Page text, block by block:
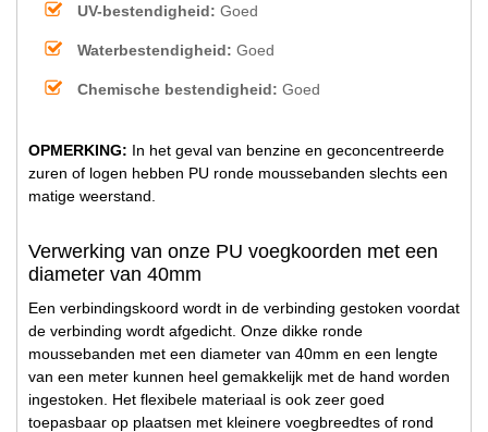
UV-bestendigheid: Goed
Waterbestendigheid: Goed
Chemische bestendigheid: Goed
OPMERKING: In het geval van benzine en geconcentreerde
zuren of logen hebben PU ronde moussebanden slechts een
matige weerstand.
Verwerking van onze PU voegkoorden met een
diameter van 40mm
Een verbindingskoord wordt in de verbinding gestoken voordat
de verbinding wordt afgedicht. Onze dikke ronde
moussebanden met een diameter van 40mm en een lengte
van een meter kunnen heel gemakkelijk met de hand worden
ingestoken. Het flexibele materiaal is ook zeer goed
toepasbaar op plaatsen met kleinere voegbreedtes of rond